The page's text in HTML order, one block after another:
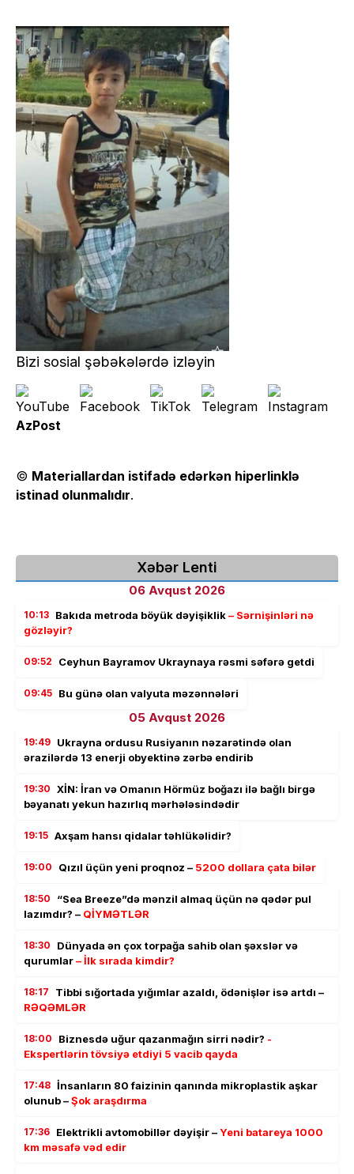
Bizi sosial şəbəkələrdə izləyin
AzPost
© Materiallardan istifadə edərkən hiperlinklə
istinad olunmalıdır.
Xəbər Lenti
06 Avqust 2026
10:13 Bakıda metroda böyük dəyişiklik– Sərnişinləri nə
gözləyir?
09:52 Ceyhun Bayramov Ukraynaya rəsmi səfərə getdi
09:45 Bu günə olan valyuta məzənnələri
05 Avqust 2026
19:49 Ukrayna ordusu Rusiyanın nəzarətində olan
ərazilərdə 13 enerji obyektinə zərbə endirib
19:30 XİN: İran və Omanın Hörmüz boğazı ilə bağlı birgə
bəyanatı yekun hazırlıq mərhələsindədir
19:15 Axşam hansı qidalar təhlükəlidir?
19:00 Qızıl üçün yeni proqnoz – 5200 dollara çata bilər
18:50
“Sea Breeze”də mənzil almaq üçün nə qədər pul
lazımdır? – QİYMƏTLƏR
18:30
Dünyada ən çox torpağa sahib olan şəxslər və
qurumlar– İlk sırada kimdir?
18:17
Tibbi sığortada yığımlar azaldı, ödənişlər isə artdı –
RƏQƏMLƏR
18:00 Biznesdə uğur qazanmağın sirri nədir? -
Ekspertlərin tövsiyə etdiyi 5 vacib qayda
17:48 İnsanların 80 faizinin qanında mikroplastik aşkar
olunub –Şok araşdırma
17:36 Elektrikli avtomobillər dəyişir –Yeni batareya 1000
km məsafə vəd edir